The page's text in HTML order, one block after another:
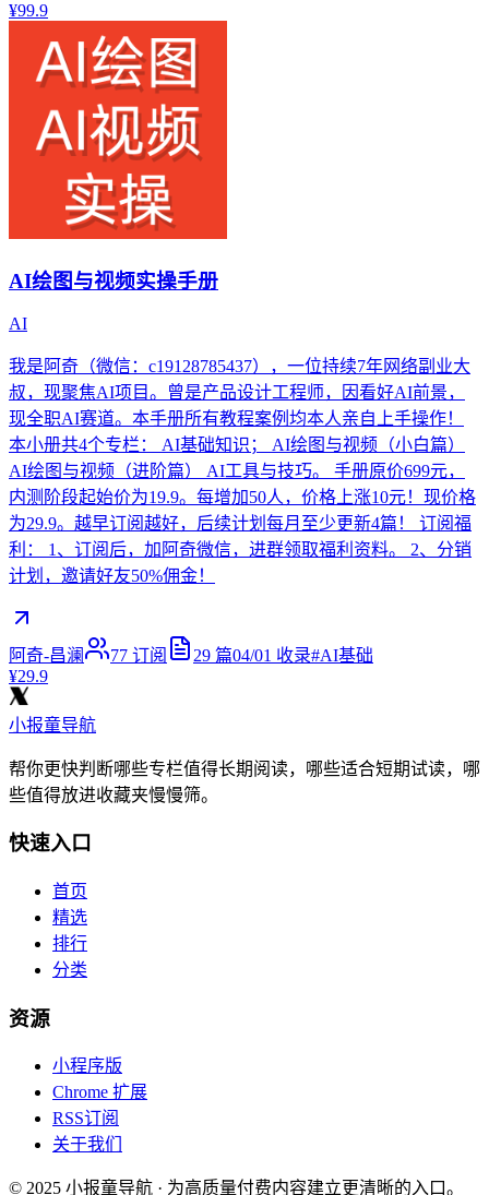
¥99.9
AI绘图与视频实操手册
AI
我是阿奇（微信：c19128785437），一位持续7年网络副业大
叔，现聚焦AI项目。曾是产品设计工程师，因看好AI前景，
现全职AI赛道。本手册所有教程案例均本人亲自上手操作！
本小册共4个专栏： AI基础知识； AI绘图与视频（小白篇）
AI绘图与视频（进阶篇） AI工具与技巧。 手册原价699元，
内测阶段起始价为19.9。每增加50人，价格上涨10元！现价格
为29.9。越早订阅越好，后续计划每月至少更新4篇！ 订阅福
利： 1、订阅后，加阿奇微信，进群领取福利资料。 2、分销
计划，邀请好友50%佣金！
阿奇-昌澜 77 订阅 29 篇04/01 收录#AI基础
¥29.9
小报童导航
帮你更快判断哪些专栏值得长期阅读，哪些适合短期试读，哪
些值得放进收藏夹慢慢筛。
快速入口
首页
精选
排行
分类
资源
小程序版
Chrome 扩展
RSS订阅
关于我们
© 2025 小报童导航 · 为高质量付费内容建立更清晰的入口。